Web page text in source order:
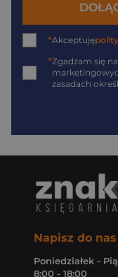
*Akceptuję
*Zgadzam się
zasadach
Napisz do nas
Poniedziałek -
8:00 - 18:00